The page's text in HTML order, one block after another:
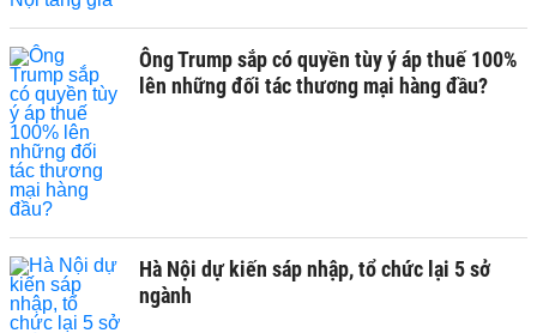
Ông Trump sắp có quyền tùy ý áp thuế 100%
lên những đối tác thương mại hàng đầu?
Hà Nội dự kiến sáp nhập, tổ chức lại 5 sở
ngành